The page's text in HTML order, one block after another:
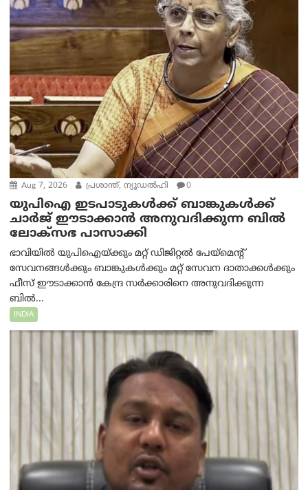
Aug 7, 2026 പ്രശാന്ത്, ന്യൂഡല്‍ഹി 0
യുപിഐ ഇടപാടുകൾക്ക് ബാങ്കുകൾക്ക്
ചാർജ് ഈടാക്കാൻ അനുവദിക്കുന്ന ബിൽ
ലോക്‌സഭ പാസാക്കി
ഭാവിയിൽ യുപിഐയ്ക്കും മറ്റ് ഡിജിറ്റൽ പേയ്‌മെന്റ്
സേവനങ്ങൾക്കും ബാങ്കുകൾക്കും മറ്റ് സേവന ദാതാക്കൾക്കും
ഫീസ് ഈടാക്കാൻ കേന്ദ്ര സർക്കാരിനെ അനുവദിക്കുന്ന
ബിൽ...
INDIA